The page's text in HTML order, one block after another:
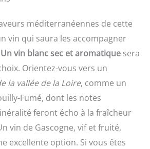
méditerranéennes de cette
vin qui saura les accompagner
Un vin blanc sec et aromatique sera
Orientez-vous vers un
la vallée de la Loire, comme un
Fumé, dont les notes
feront écho à la fraîcheur
vin de Gascogne, vif et fruité,
excellente option. Si vous êtes